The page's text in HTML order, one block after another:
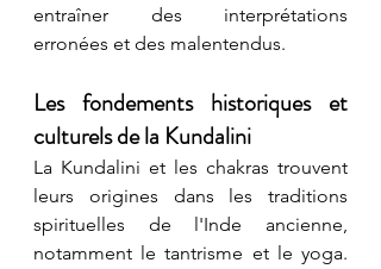
entraîner des interprétations
erronées et des malentendus.
Les fondements historiques et
culturels de la Kundalini
La Kundalini et les chakras trouvent
leurs origines dans les traditions
spirituelles de l'Inde ancienne,
notamment le tantrisme et le yoga.